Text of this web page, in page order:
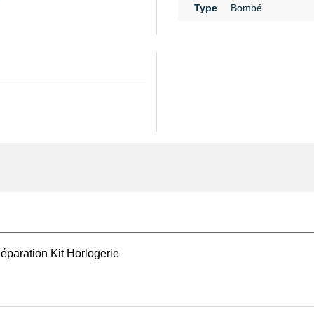
de collection où la
ou le mécanisme
horlogers avec
une pile, ou encore
consulter notre
Type Bombé
Kit Horlogerie